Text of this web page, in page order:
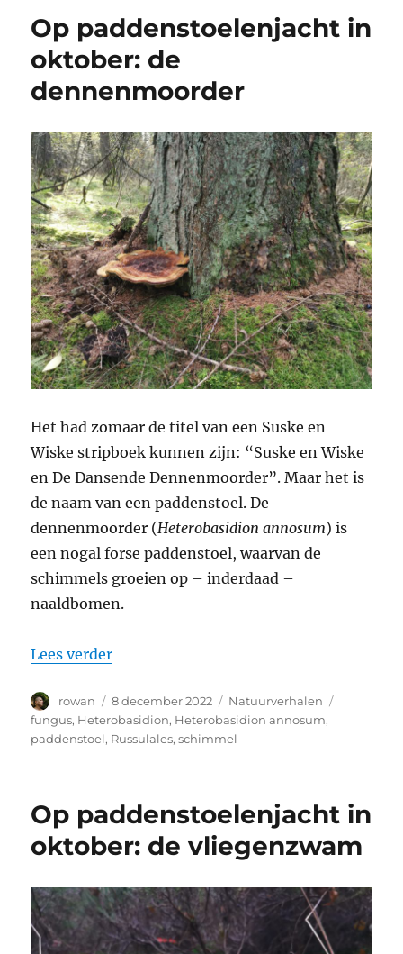
Op paddenstoelenjacht in
oktober: de
dennenmoorder
Het had zomaar de titel van een Suske en
Wiske stripboek kunnen zijn: “Suske en Wiske
en De Dansende Dennenmoorder”. Maar het is
de naam van een paddenstoel. De
dennenmoorder (Heterobasidion annosum) is
een nogal forse paddenstoel, waarvan de
schimmels groeien op – inderdaad –
naaldbomen.
Lees verder“Op paddenstoelenjacht in oktober: de
Auteur
rowan
Geplaatst
op
8 december 2022 Categorieën
Natuurverhalen
fungus, Heterobasidion, Heterobasidion annosum,
paddenstoel, Russulales,schimmel
Op paddenstoelenjacht in
oktober: de vliegenzwam